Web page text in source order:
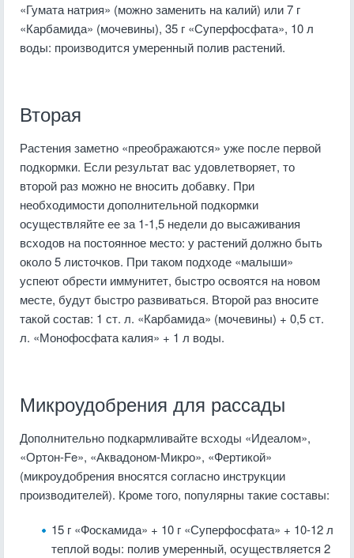
«Гумата натрия» (можно заменить на калий) или 7 г
«Карбамида» (мочевины), 35 г «Суперфосфата», 10 л
воды: производится умеренный полив растений.
Вторая
Растения заметно «преображаются» уже после первой
подкормки. Если результат вас удовлетворяет, то
второй раз можно не вносить добавку. При
необходимости дополнительной подкормки
осуществляйте ее за 1-1,5 недели до высаживания
всходов на постоянное место: у растений должно быть
около 5 листочков. При таком подходе «малыши»
успеют обрести иммунитет, быстро освоятся на новом
месте, будут быстро развиваться. Второй раз вносите
такой состав: 1 ст. л. «Карбамида» (мочевины) + 0,5 ст.
л. «Монофосфата калия» + 1 л воды.
Микроудобрения для рассады
Дополнительно подкармливайте всходы «Идеалом»,
«Ортон-Fe», «Аквадоном-Микро», «Фертикой»
(микроудобрения вносятся согласно инструкции
производителей). Кроме того, популярны такие составы:
15 г «Фоскамида» + 10 г «Суперфосфата» + 10-12 л
теплой воды: полив умеренный, осуществляется 2